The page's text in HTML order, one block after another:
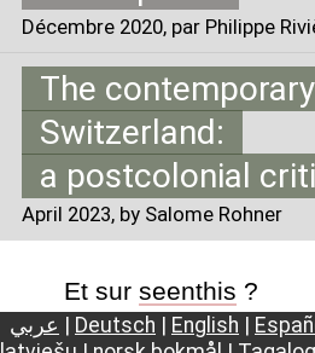
Décembre 2020, par Philippe
The
Switzerland:
a postcolonial
April 2023, by Salome Rohner
Et sur seenthis ?
عربي | Deutsch | English |